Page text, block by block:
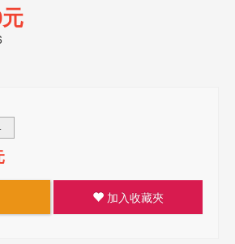
加入收藏夾